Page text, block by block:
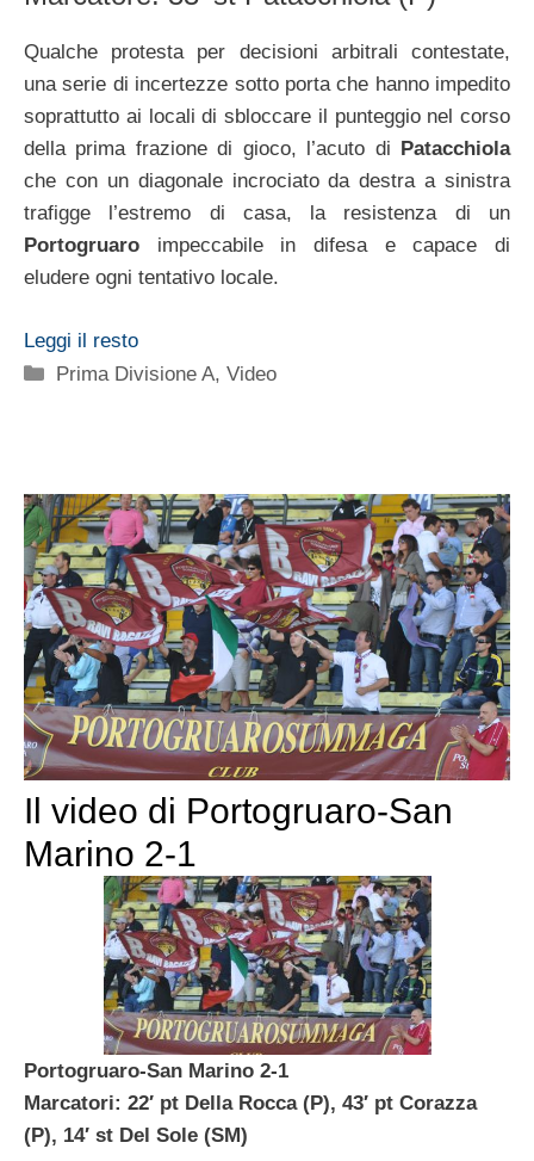
Qualche protesta per decisioni arbitrali contestate,
una serie di incertezze sotto porta che hanno impedito
soprattutto ai locali di sbloccare il punteggio nel corso
della prima frazione di gioco, l’acuto di
Patacchiola
che con un diagonale incrociato da destra a sinistra
trafigge l’estremo di casa, la resistenza di un
Portogruaro impeccabile in difesa e capace di
eludere ogni tentativo locale.
Leggi il resto
Categorie
Prima Divisione A,Video
Il video di Portogruaro-San
Marino 2-1
Portogruaro-San Marino 2-1
Marcatori: 22′ pt Della Rocca (P), 43′ pt Corazza
(P), 14′ st Del Sole (SM)